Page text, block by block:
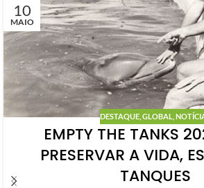
10
MAIO
DESTAQUE GLOBAL
EMPTY THE TANKS
PRESERVAR A VIDA,
TANQUES